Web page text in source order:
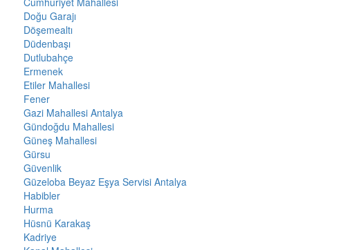
Doğu Garajı
Döşemealtı
Düdenbaşı
Dutlubahçe
Ermenek
Etiler Mahallesi
Fener
Gazi Mahallesi Antalya
Gündoğdu Mahallesi
Güneş Mahallesi
Gürsu
Güvenlik
Güzeloba Beyaz Eşya Servisi Antalya
Habibler
Hurma
Hüsnü Karakaş
Kadriye